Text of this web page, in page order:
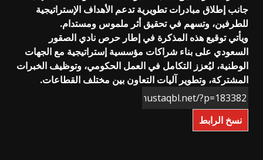
جانب إطلاق مبادرات تطويرية تدعم الأهداف الإستراتيجية
للطرفين، وتسهم في تحقيق أثر ملموس ومستدام.
ويأتي توقيع هذه المذكرة في إطار حرص نادي الصقور
السعودي على بناء شراكات مؤسسية إستراتيجية مع الجهات
الوطنية، ليُعزز التكامل في العمل الحكومي، وتوظيف الخبرات
المشتركة، وتطوير آليات التعاون بين مختلف القطاعات.
نسخ الرابط